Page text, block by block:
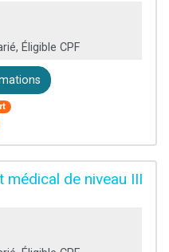
Éligible CPF
médical de niveau III